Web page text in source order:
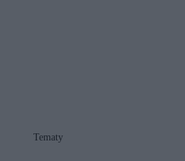
Tematy